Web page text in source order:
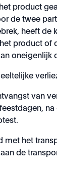
product
de twee
heeft de
product of
oneigenlijk
van
met het
de